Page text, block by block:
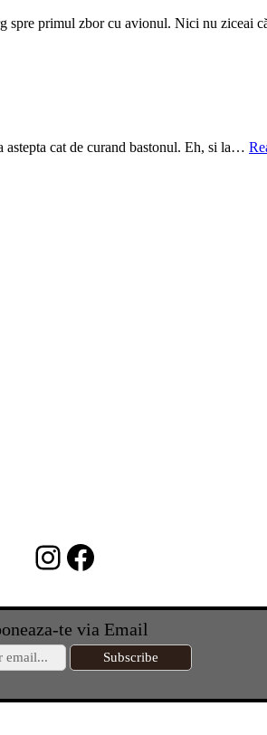
spre primul zbor cu avionul. Nici nu ziceai
astepta cat de curand bastonul. Eh, si la…
Instagram
Facebook
te via Email